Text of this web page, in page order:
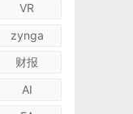
VR
zynga
财报
AI